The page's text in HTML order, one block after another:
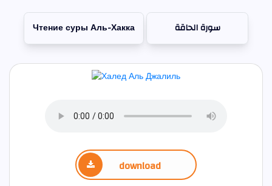
Чтение суры Аль-Хакка سورة الحاقة
download